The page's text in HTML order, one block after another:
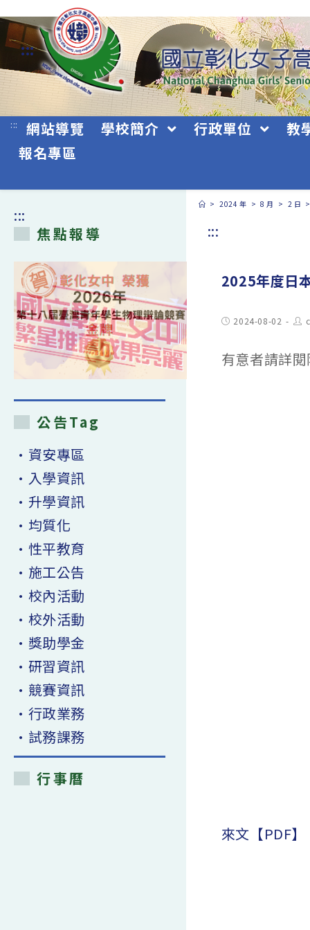
跳
轉
主
要
:::
::: 網站導覽 學校簡介 行政單位
教
報名專區
> 2024 年 > 8 月 > 2 日
:::
2025年度日
Post2024-08-02
有意者請詳
來文【PDF】
:::
焦點報導
公告Tag
•資安專區
•入學資訊
•升學資訊
•均質化
•性平教育
•施工公告
•校內活動
•校外活動
•獎助學金
•研習資訊
•競賽資訊
•行政業務
•試務課務
行事曆